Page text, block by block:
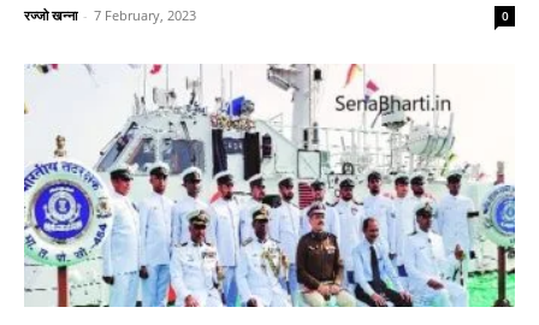
रज्जो खन्ना - 7 February, 2023 0